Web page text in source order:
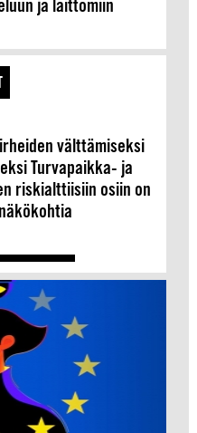
ja laittomiin
välttämiseksi
Turvapaikka- ja
riskialttiisiin osiin on